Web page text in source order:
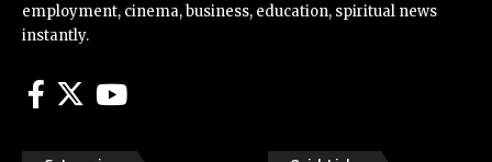
employment, cinema, business, education, spiritual news
instantly.